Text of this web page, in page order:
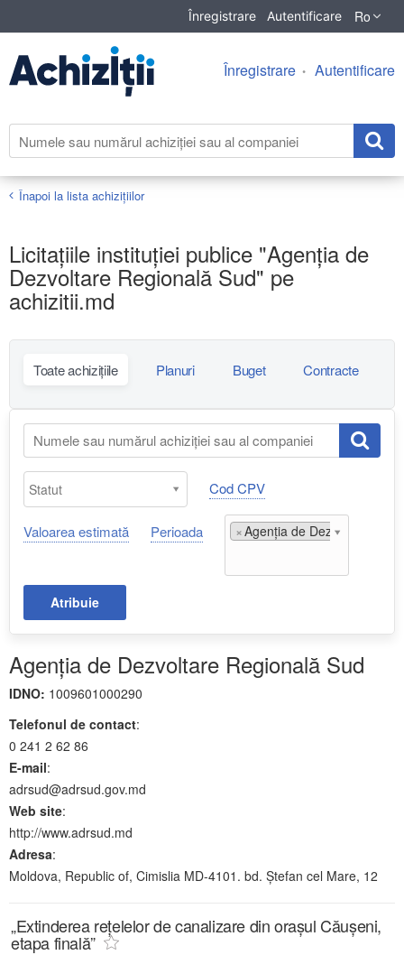
Înregistrare Autentificare Ro
Înregistrare Autentificare
Înapoi la lista achiziţiilor
Licitațiile instituției publice "Agenția de
Dezvoltare Regională Sud" pe
achizitii.md
Toate achizițiile Planuri Buget Contracte
Cod CPV
Valoarea estimată Perioada ×Agenția de Dezvoltare
Atribuie
Agenția de Dezvoltare Regională Sud
IDNO: 1009601000290
Telefonul de contact:
0 241 2 62 86
E-mail:
adrsud@adrsud.gov.md
Web site:
http://www.adrsud.md
Adresa:
Moldova, Republic of, Cimislia MD-4101. bd. Ștefan cel Mare, 12
„Extinderea rețelelor de canalizare din orașul Căușeni,
etapa finală”